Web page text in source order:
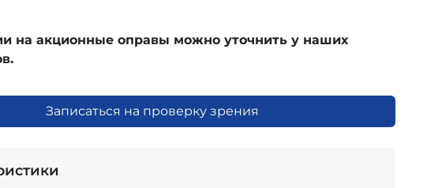
на акционные оправы можно уточнить у наших
Записаться на проверку зрения